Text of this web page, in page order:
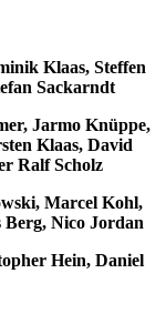
Klaas, Steffen
Sackarndt
Jarmo Knüppe,
Klaas, David
Ralf Scholz
Marcel Kohl,
Nico Jordan
Hein, Daniel